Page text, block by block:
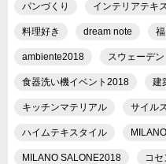
パンづくり インテリアテキ
料理好き dream note
ambiente2018 スウェーデン
食器洗い機イベント2018 建
キッチンマテリアル サイル
ハイムテキスタイル
MILANO SALONE2018 コ